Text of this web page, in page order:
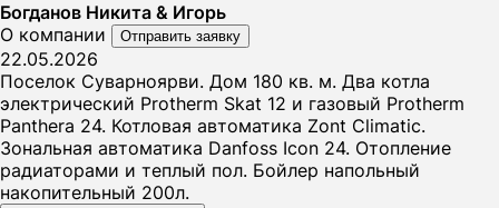
Богданов Никита & Игорь
О компании
Отправить заявку
22.05.2026
Поселок Суварноярви. Дом 180 кв. м. Два котла
электрический Protherm Skat 12 и газовый Protherm
Panthera 24. Котловая автоматика Zont Climatic.
Зональная автоматика Danfoss Icon 24. Отопление
радиаторами и теплый пол. Бойлер напольный
накопительный 200л.